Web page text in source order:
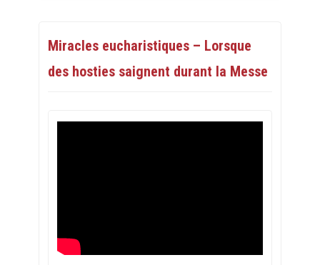
Miracles eucharistiques – Lorsque
des hosties saignent durant la Messe